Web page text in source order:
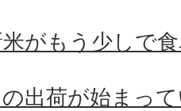
がもう少しで
の出荷が始まっ